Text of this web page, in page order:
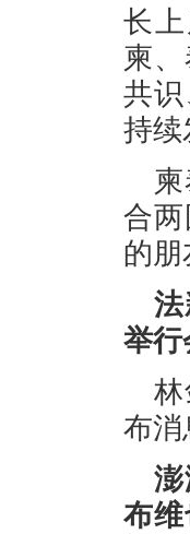
长
柬
共
持续
合
的
举行
布消
布